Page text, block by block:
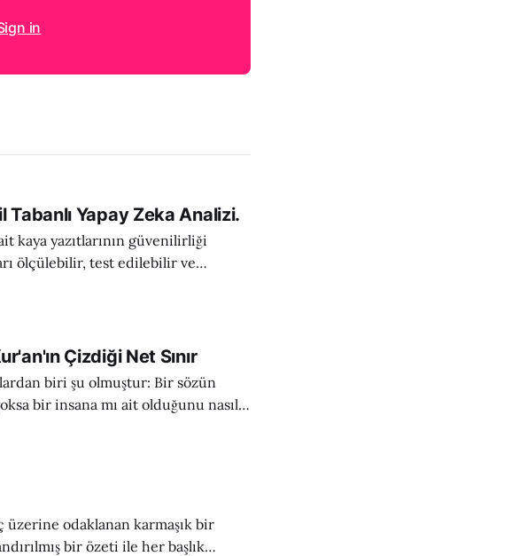
in
Tabanlı Yapay Zeka Analizi.
kaya yazıtlarının güvenilirliği
ölçülebilir, test edilebilir ve
üzerinden değerlendirmeyi
Çizdiği Net Sınır
biri şu olmuştur: Bir sözün
bir insana mı ait olduğunu nasıl
insan sözü ile Allah'ın vahyi
odaklanan karmaşık bir
bir özeti ile her başlık